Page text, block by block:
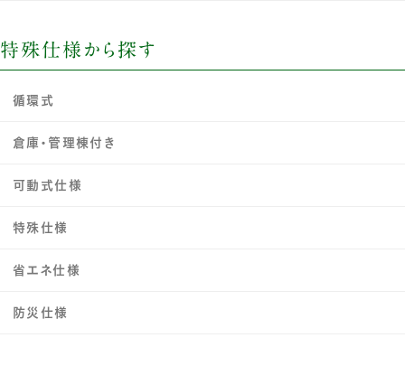
特殊仕様から探す
循環式
倉庫・管理棟付き
可動式仕様
特殊仕様
省エネ仕様
防災仕様